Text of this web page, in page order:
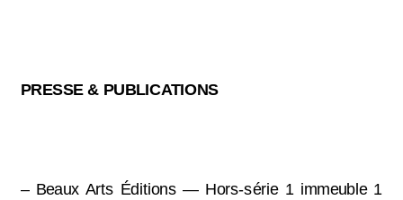
PRESSE & PUBLICATIONS
– Beaux Arts Éditions — Hors-série 1 immeuble 1